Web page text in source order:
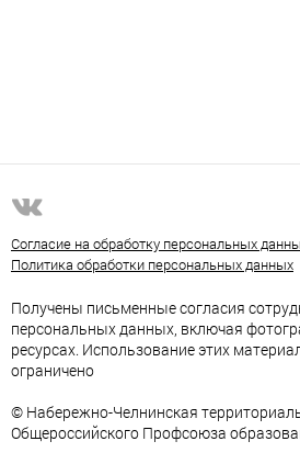
Согласие на обработку персональных
Политика обработки персональных данных
Получены письменные согласия
персональных данных, включая
ресурсах. Использование этих
ограничено
© Набережно-Челнинская
Общероссийского Профсоюза